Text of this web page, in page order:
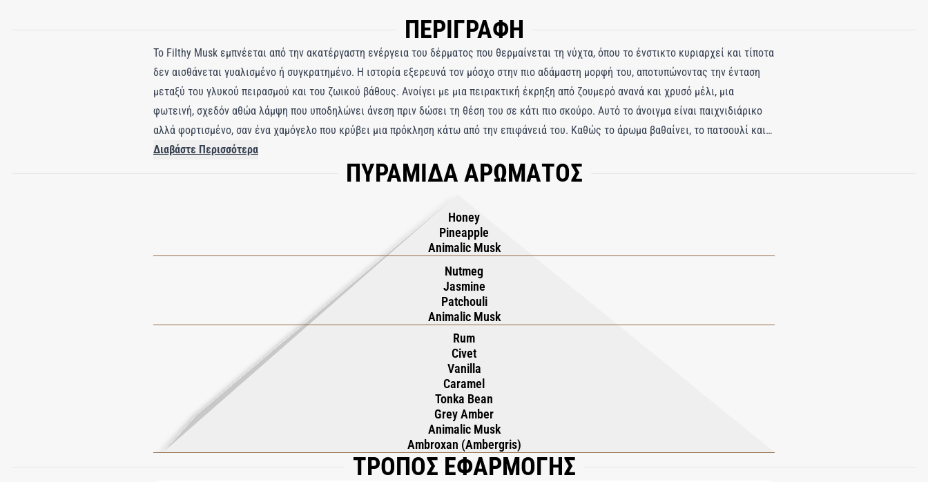
ΠΕΡΙΓΡΑΦΗ
Το Filthy Musk εμπνέεται από την ακατέργαστη ενέργεια του δέρματος που θερμαίνεται τη νύχτα, όπου το ένστικτο κυριαρχεί και τίποτα
δεν αισθάνεται γυαλισμένο ή συγκρατημένο. Η ιστορία εξερευνά τον μόσχο στην πιο αδάμαστη μορφή του, αποτυπώνοντας την ένταση
μεταξύ του γλυκού πειρασμού και του ζωικού βάθους. Ανοίγει με μια πειρακτική έκρηξη από ζουμερό ανανά και χρυσό μέλι, μια
φωτεινή, σχεδόν αθώα λάμψη που υποδηλώνει άνεση πριν δώσει τη θέση του σε κάτι πιο σκούρο. Αυτό το άνοιγμα είναι παιχνιδιάρικο
αλλά φορτισμένο, σαν ένα χαμόγελο που κρύβει μια πρόκληση κάτω από την επιφάνειά του. Καθώς το άρωμα βαθαίνει, το πατσουλί και
το μοσχοκάρυδο φέρνουν γήινη ζεστασιά, ενώ το γιασεμί προσθέτει μια απαλή λουλουδάτη λάμψη που φλερτάρει με τα μπαχαρικά. Στη
βάση, η βανίλια και η καραμέλα γίνονται πλούσιες και σκιασμένες, μπλέκονται με ambroxan, γκρι κεχριμπάρι και tonka absolute. Μια
προκλητικό και αξέχαστο, αφήνοντας πίσω του μια ανάμνηση άγριας γλυκύτητας και αρχέγονης γοητείας.
Διαβάστε Περισσότερα
ΠΥΡΑΜΙΔΑ ΑΡΩΜΑΤΟΣ
Honey
Pineapple
Animalic Musk
Nutmeg
Jasmine
Patchouli
Animalic Musk
Rum
Civet
Vanilla
Caramel
Tonka Bean
Grey Amber
Animalic Musk
Ambroxan (Ambergris)
ΤΡΟΠΟΣ ΕΦΑΡΜΟΓΗΣ